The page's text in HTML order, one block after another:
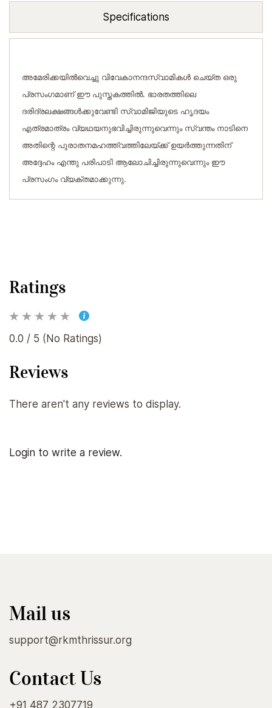
Specifications
അമേരിക്കയില്‍വെച്ചു വിവേകാനന്ദസ്വാമികൾ ചെയ്ത ഒരു
പ്രസംഗമാണ് ഈ പുസ്തകത്തില്‍. ഭാരതത്തിലെ
ദരിദ്രലക്ഷങ്ങള്‍ക്കുവേണ്ടി സ്വാമിജിയുടെ ഹൃദയം
എത്രമാത്രം വ്യഥയനുഭവിച്ചിരുന്നുവെന്നും സ്വന്തം നാടിനെ
അതിന്റെ പുരാതനമഹത്ത്വത്തിലേയ്ക്ക് ഉയര്‍ത്തുന്നതിന്
അദ്ദേഹം എന്തു പരിപാടി ആലോചിച്ചിരുന്നുവെന്നും ഈ
പ്രസംഗം വ്യക്തമാക്കുന്നു.
Ratings
0.0 / 5 (No Ratings)
Reviews
There aren't any reviews to display.
Login to write a review.
Mail us
support@rkmthrissur.org
Contact Us
+91 487 2307719